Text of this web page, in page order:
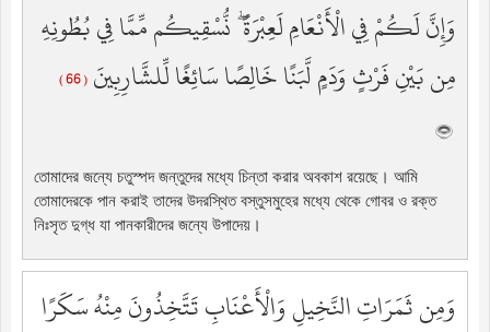
وَإِنَّ لَكُمْ فِي الْأَنْعَامِ لَعِبْرَةً ۖ نُّسْقِيكُم مِّمَّا فِي بُطُونِهِ
مِن بَيْنِ فَرْثٍ وَدَمٍ لَّبَنًا خَالِصًا سَائِغًا لِّلشَّارِبِينَ ( 66 )
তোমাদের জন্যে চতুস্পদ জন্তুদের মধ্যে চিন্তা করার অবকাশ রয়েছে। আমি
তোমাদেরকে পান করাই তাদের উদরস্থিত বস্তুসমুহের মধ্যে থেকে গোবর ও রক্ত
নিঃসৃত দুগ্ধ যা পানকারীদের জন্যে উপাদেয়।
وَمِن ثَمَرَاتِ النَّخِيلِ وَالْأَعْنَابِ تَتَّخِذُونَ مِنْهُ سَكَرًا